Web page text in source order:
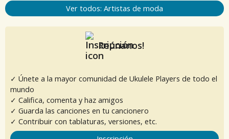
Ver todos: Artistas de moda
Reúnanos!
✓ Únete a la mayor comunidad de Ukulele Players de todo el
mundo
✓ Califica, comenta y haz amigos
✓ Guarda las canciones en tu cancionero
✓ Contribuir con tablaturas, versiones, etc.